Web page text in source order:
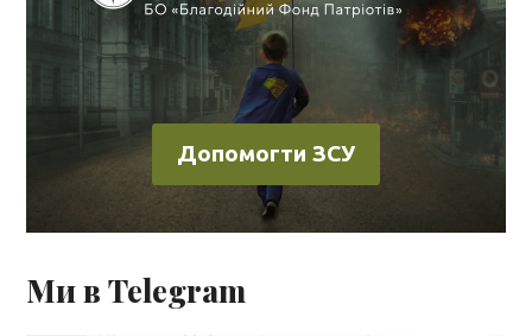
Допомогти ЗСУ
Ми в Telegram